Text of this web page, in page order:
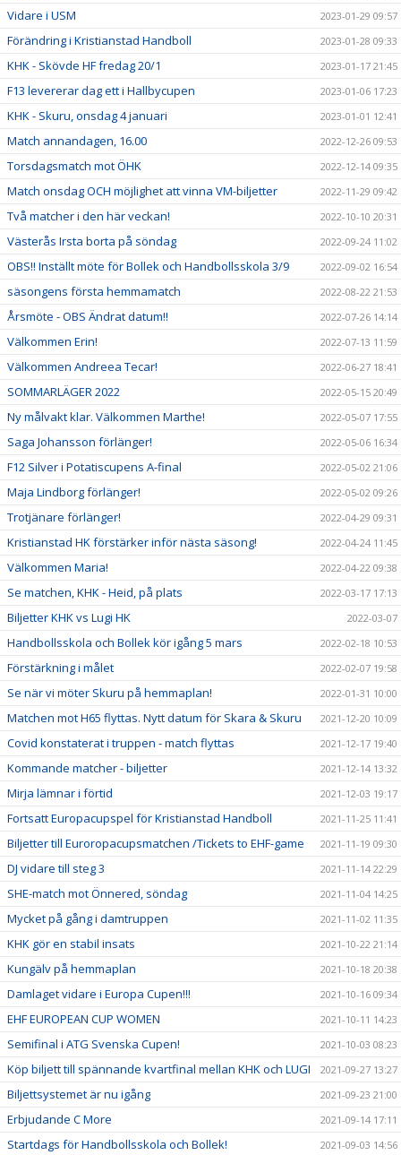
Vidare i USM 2023-01-29 09:57
Förändring i Kristianstad Handboll 2023-01-28 09:33
KHK - Skövde HF fredag 20/1 2023-01-17 21:45
F13 levererar dag ett i Hallbycupen 2023-01-06 17:23
KHK - Skuru, onsdag 4 januari 2023-01-01 12:41
Match annandagen, 16.00 2022-12-26 09:53
Torsdagsmatch mot ÖHK 2022-12-14 09:35
Match onsdag OCH möjlighet att vinna VM-biljetter 2022-11-29 09:42
Två matcher i den här veckan! 2022-10-10 20:31
Västerås Irsta borta på söndag 2022-09-24 11:02
OBS!! Inställt möte för Bollek och Handbollsskola 3/9 2022-09-02 16:54
säsongens första hemmamatch 2022-08-22 21:53
Årsmöte - OBS Ändrat datum!! 2022-07-26 14:14
Välkommen Erin! 2022-07-13 11:59
Välkommen Andreea Tecar! 2022-06-27 18:41
SOMMARLÄGER 2022 2022-05-15 20:49
Ny målvakt klar. Välkommen Marthe! 2022-05-07 17:55
Saga Johansson förlänger! 2022-05-06 16:34
F12 Silver i Potatiscupens A-final 2022-05-02 21:06
Maja Lindborg förlänger! 2022-05-02 09:26
Trotjänare förlänger! 2022-04-29 09:31
Kristianstad HK förstärker inför nästa säsong! 2022-04-24 11:45
Välkommen Maria! 2022-04-22 09:38
Se matchen, KHK - Heid, på plats 2022-03-17 17:13
Biljetter KHK vs Lugi HK 2022-03-07
Handbollsskola och Bollek kör igång 5 mars 2022-02-18 10:53
Förstärkning i målet 2022-02-07 19:58
Se när vi möter Skuru på hemmaplan! 2022-01-31 10:00
Matchen mot H65 flyttas. Nytt datum för Skara & Skuru 2021-12-20 10:09
Covid konstaterat i truppen - match flyttas 2021-12-17 19:40
Kommande matcher - biljetter 2021-12-14 13:32
Mirja lämnar i förtid 2021-12-03 19:17
Fortsatt Europacupspel för Kristianstad Handboll 2021-11-25 11:41
Biljetter till Euroropacupsmatchen /Tickets to EHF-game 2021-11-19 09:30
DJ vidare till steg 3 2021-11-14 22:29
SHE-match mot Önnered, söndag 2021-11-04 14:25
Mycket på gång i damtruppen 2021-11-02 11:35
KHK gör en stabil insats 2021-10-22 21:14
Kungälv på hemmaplan 2021-10-18 20:38
Damlaget vidare i Europa Cupen!!! 2021-10-16 09:34
EHF EUROPEAN CUP WOMEN 2021-10-11 14:23
Semifinal i ATG Svenska Cupen! 2021-10-03 08:23
Köp biljett till spännande kvartfinal mellan KHK och LUGI 2021-09-27 13:27
Biljettsystemet är nu igång 2021-09-23 21:00
Erbjudande C More 2021-09-14 17:11
Startdags för Handbollsskola och Bollek! 2021-09-03 14:56